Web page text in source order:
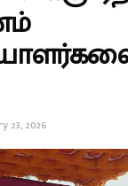
23, 2026